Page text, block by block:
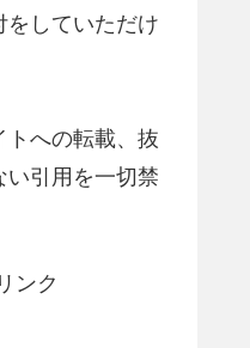
をしていただけ
トへの転載、抜
い引用を一切禁
ンク